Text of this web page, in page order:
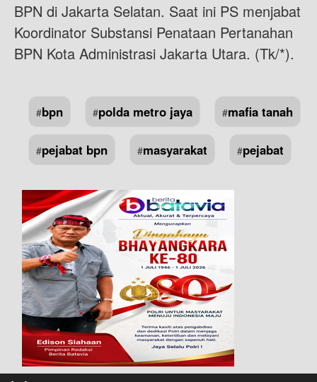
BPN di Jakarta Selatan. Saat ini PS menjabat
Koordinator Substansi Penataan Pertanahan
BPN Kota Administrasi Jakarta Utara. (Tk/*).
#bpn #polda metro jaya #mafia tanah
#pejabat bpn #masyarakat #pejabat